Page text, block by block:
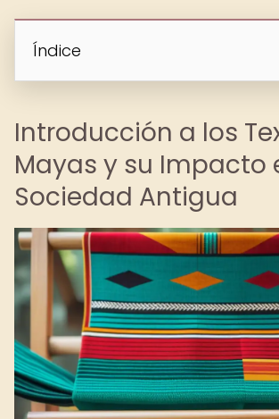
Índice
Introducción a los
Mayas y su Impacto
Sociedad Antigua